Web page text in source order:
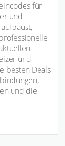
für
und
und
besten Deals
und die